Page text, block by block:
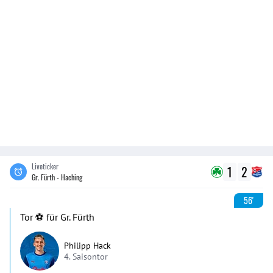
Liveticker
Gr. Fürth - Haching
1 2
56'
Tor ⚽️ für Gr. Fürth
Philipp Hack
4. Saisontor